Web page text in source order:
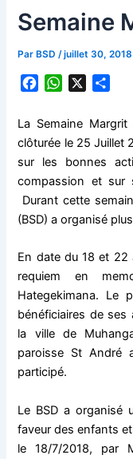
Semaine
ParBSD /juillet 30, 2018
c
o
o
k
W
a
t
A
p
p
r
t
a
g
e
r
La Semaine
clôturée le 25 Juillet
sur les bonnes
compassion et sur
Durant cette
(BSD) a organisé
En date du 18 et 22
requiem en
Hategekimana. Le
bénéficiaires de
la ville de
paroisse St André
participé.
Le BSD a organisé
faveur des enfants
le 18/7/2018, par